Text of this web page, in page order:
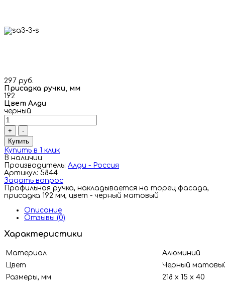
297 руб.
Присадка ручки, мм
192
Цвет Алди
черный
+
-
Купить
Купить в 1 клик
В наличии
Производитель: Алди - Россия
Артикул: 5844
Задать вопрос
Профильная ручка, накладывается на торец фасада,
присадка 192 мм, цвет - черный матовый
Описание
Отзывы (0)
Характеристики
Материал
Алюминий
Цвет
Черный
Размеры, мм
218 х 15 х 40